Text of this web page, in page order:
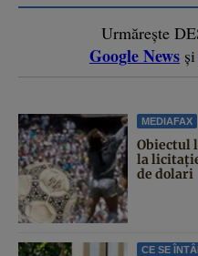
Urmărește
Google News și
MEDIAFAX
Obiectul
la
de dolari
CE SE